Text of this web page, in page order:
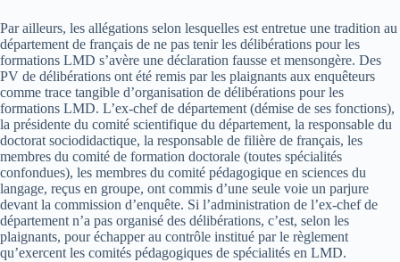
Par ailleurs, les allégations selon lesquelles est entretue une tradition au
département de français de ne pas tenir les délibérations pour les
formations LMD s’avère une déclaration fausse et mensongère. Des
PV de délibérations ont été remis par les plaignants aux enquêteurs
comme trace tangible d’organisation de délibérations pour les
formations LMD. L’ex-chef de département (démise de ses fonctions),
la présidente du comité scientifique du département, la responsable du
doctorat sociodidactique, la responsable de filière de français, les
membres du comité de formation doctorale (toutes spécialités
confondues), les membres du comité pédagogique en sciences du
langage, reçus en groupe, ont commis d’une seule voie un parjure
devant la commission d’enquête. Si l’administration de l’ex-chef de
département n’a pas organisé des délibérations, c’est, selon les
plaignants, pour échapper au contrôle institué par le règlement
qu’exercent les comités pédagogiques de spécialités en LMD.